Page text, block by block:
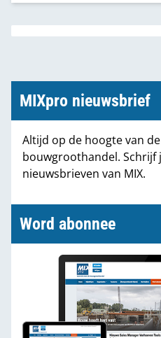
MIXpro nieuwsbrief
Altijd op de hoogte van
bouwgroothandel. Schrijf
nieuwsbrieven van MIX.
Word abonnee